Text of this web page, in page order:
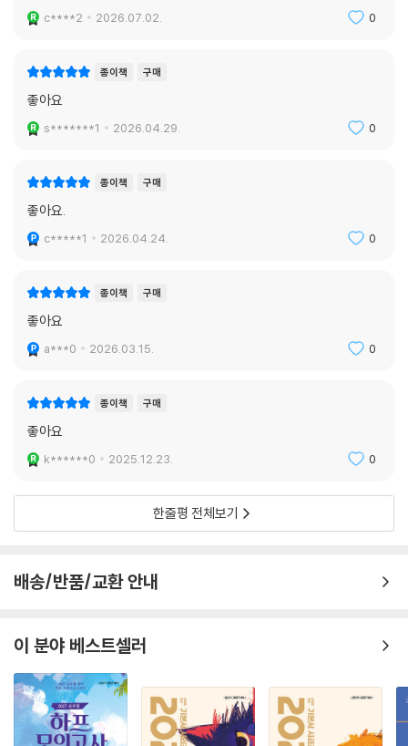
c****2 2026.07.02. 0
종이책 구매
좋아요
s*******1 2026.04.29. 0
종이책 구매
좋아요.
c*****1 2026.04.24. 0
종이책 구매
좋아요
a***0 2026.03.15. 0
종이책 구매
좋아요
k******0 2025.12.23. 0
한줄평 전체보기
배송/반품/교환 안내
이 분야 베스트셀러